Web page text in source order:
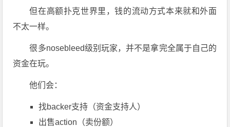
但在高额扑克世界里，钱的流动方式本来就和外面
不太一样。
很多nosebleed级别玩家，并不是拿完全属于自己的
资金在玩。
他们会：
找backer支持（资金支持人）
出售action（卖份额）